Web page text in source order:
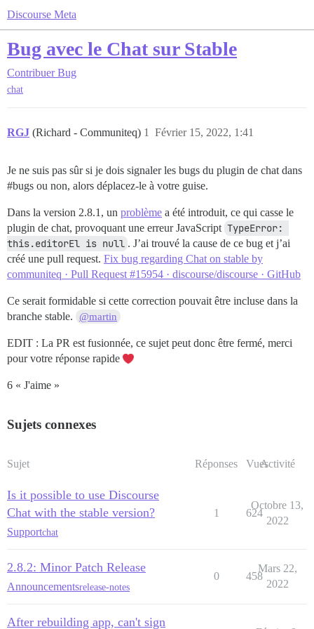
Discourse Meta
Bug avec le Chat sur Stable
Contribuer Bug
chat
RGJ (Richard - Communiteq) Février 15, 2022, 1:41
1
Je ne suis pas sûr si je dois signaler les bugs du plugin de chat dans
#bugs ou non, alors déplacez-le à votre guise.
Dans la version 2.8.1, un problème a été introduit, ce qui casse le
plugin de chat, provoquant une erreur JavaScript TypeError:
this.editorEl is null . J’ai trouvé la cause de ce bug et j’ai
créé une pull request. Fix bug regarding Chat on stable by
communiteq · Pull Request #15954 · discourse/discourse · GitHub
Ce serait formidable si cette correction pouvait être incluse dans la
branche stable.
@martin
EDIT : La PR est fusionnée, ce sujet peut donc être fermé, merci
pour votre réponse rapide
6 « J'aime »
Sujets connexes
Sujet Réponses VuesActivité
Is it possible to use Discourse
Chat with the stable version?
Supportchat
1 624
Octobre 13,
2022
2.8.2: Minor Patch Release
Announcementsrelease-notes
0 458
Mars 22,
2022
After rebuilding app, can't sign